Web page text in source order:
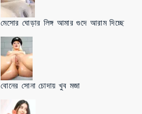
মেসোর ঘোড়ার লিঙ্গ আমার গুদে আরাম দিচ্ছে
বোনের সোনা চোদায় খুব মজা